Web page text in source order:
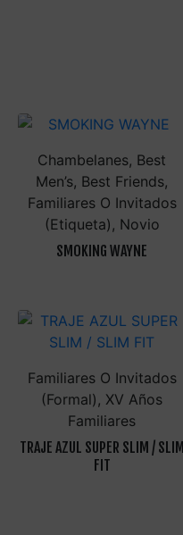
Chambelanes, Best
Men’s, Best Friends,
Familiares O Invitados
(Etiqueta), Novio
SMOKING WAYNE
Familiares O Invitados
(Formal), XV Años
Familiares
TRAJE AZUL SUPER SLIM / SLIM
FIT